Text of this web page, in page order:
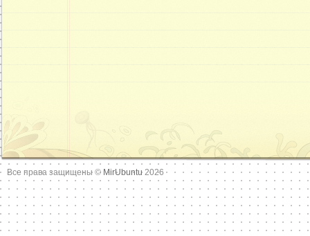
Все права защищены © MirUbuntu 2026